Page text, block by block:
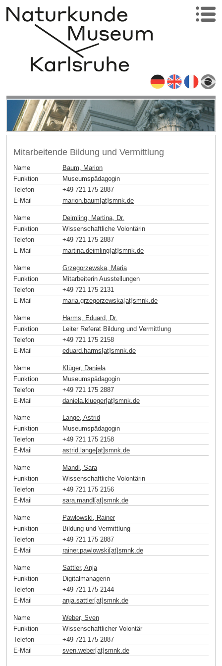
Mitarbeitende Bildung und Vermittlung
Name
Baum, Marion
Funktion
Museumspädagogin
Telefon
+49 721 175 2887
E-Mail
marion.baum[at]smnk.de
Name
Deimling, Martina, Dr.
Funktion
Wissenschaftliche Volontärin
Telefon
+49 721 175 2887
E-Mail
martina.deimling[at]smnk.de
Name
Grzegorzewska, Maria
Funktion
Mitarbeiterin Ausstellungen
Telefon
+49 721 175 2131
E-Mail
maria.grzegorzewska[at]smnk.de
Name
Harms, Eduard, Dr.
Funktion
Leiter Referat Bildung und Vermittlung
Telefon
+49 721 175 2158
E-Mail
eduard.harms[at]smnk de
Name
Klüger, Daniela
Funktion
Museumspädagogin
Telefon
+49 721 175 2887
E-Mail
daniela.klueger[at]smnk de
Name
Lange, Astrid
Funktion
Museumspädagogin
Telefon
+49 721 175 2158
E-Mail
astrid.lange[at]smnk.de
Name
Mandl, Sara
Funktion
Wissenschaftliche Volontärin
Telefon
+49 721 175 2156
E-Mail
sara.mandl[at]smnk.de
Name
Pawlowski, Rainer
Funktion
Bildung und Vermittlung
Telefon
+49 721 175 2887
E-Mail
rainer.pawlowski[at]smnk.de
Name
Sattler, Anja
Funktion
Digitalmanagerin
Telefon
+49 721 175 2144
E-Mail
anja.sattler[at]smnk de
Name
Weber, Sven
Funktion
Wissenschaftlicher Volontär
Telefon
+49 721 175 2887
E-Mail
sven.weber[at]smnk de